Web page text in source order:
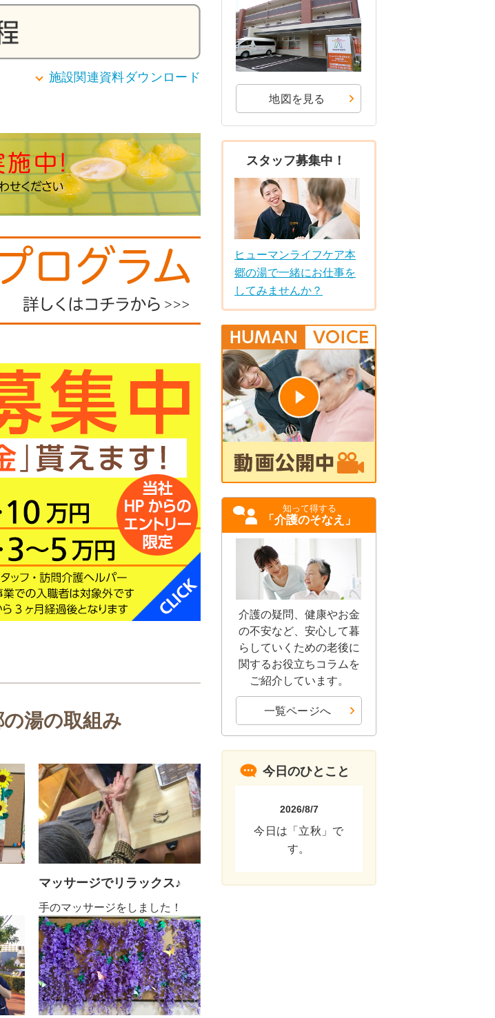
施設関連資料ダウンロード
湯の取組み
マッサージでリラックス♪
手のマッサージをしました！
地図を見る
スタッフ募集中！
ヒューマンライフケア本
郷の湯で一緒にお仕事を
してみませんか？
知って得する
「介護のそなえ」
介護の疑問、健康やお金
の不安など、安心して暮
らしていくための老後に
関するお役立ちコラムを
ご紹介しています。
一覧ページへ
今日のひとこと
2026/8/7
今日は「立秋」で
す。